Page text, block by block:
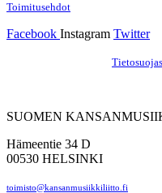
Toimitusehdot
Facebook Instagram Twitter
SUOMEN
Hämeentie 34 D
00530 HELSINKI
toimisto@kansanmusiikkiliitto.fi